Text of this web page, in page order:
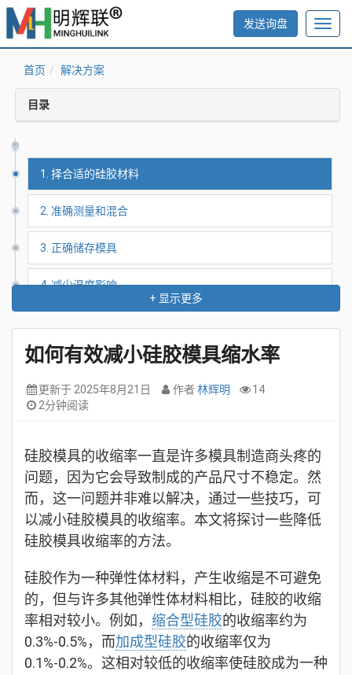
发送询盘
首页 解决方案
目录
1. 择合适的硅胶材料
2. 准确测量和混合
3. 正确储存模具
4. 减少温度影响
6. 辅助技巧
如何有效减小硅胶模具缩水率
更新于 2025年8月21日 作者林辉明
14
2分钟阅读
硅胶模具的收缩率一直是许多模具制造商头疼的
问题，因为它会导致制成的产品尺寸不稳定。然
而，这一问题并非难以解决，通过一些技巧，可
以减小硅胶模具的收缩率。本文将探讨一些降低
硅胶模具收缩率的方法。
硅胶作为一种弹性体材料，产生收缩是不可避免
的，但与许多其他弹性体材料相比，硅胶的收缩
率相对较小。例如， 缩合型硅胶的收缩率约为
0.3%-0.5%，而加成型硅胶的收缩率仅为
0.1%-0.2%。这相对较低的收缩率使硅胶成为一种